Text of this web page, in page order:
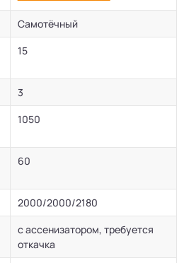
Самотёчный
15
3
1050
60
2000/2000/2180
с ассенизатором, требуется
откачка